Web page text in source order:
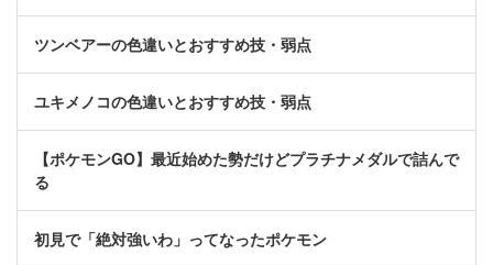
ツンベアーの色違いとおすすめ技・弱点
ユキメノコの色違いとおすすめ技・弱点
【ポケモンGO】最近始めた勢だけどプラチナメダルで詰んで
る
初見で「絶対強いわ」ってなったポケモン